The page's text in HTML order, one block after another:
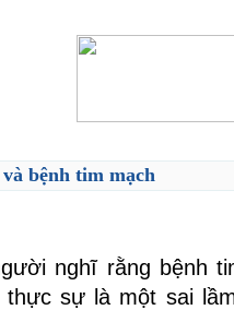
bệnh tim mạch
nghĩ rằng bệnh
thực sự là một sai